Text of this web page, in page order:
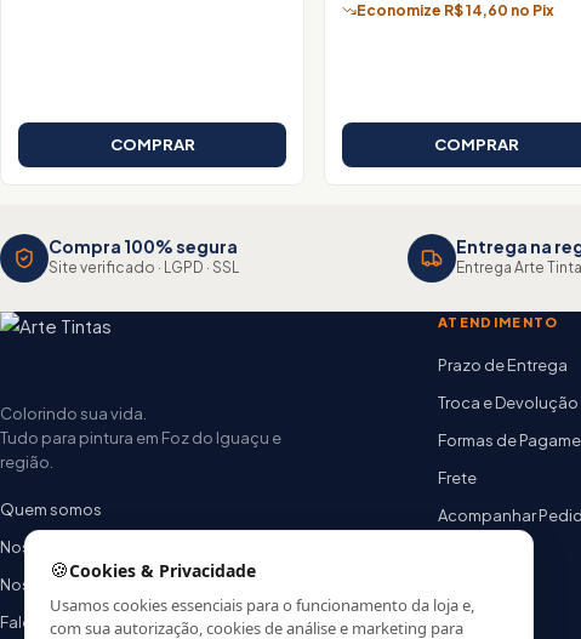
COMPRAR
Economize R$ 14,60 no Pix
COMPRAR
Compra 100% segura
Site verificado · LGPD · SSL
Entrega na
Entrega Arte
Colorindo sua vida.
Tudo para pintura em Foz do Iguaçu e
região.
Quem somos
Nossas lojas
Nossa equipe
Fale conosco
ATENDIMENTO
Prazo de Entrega
Troca e Devolução
Formas de
Frete
Acompanhar
🍪Cookies & Privacidade
Usamos cookies essenciais para o funcionamento da loja e,
com sua autorização, cookies de análise e marketing para